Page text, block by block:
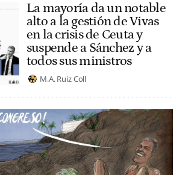
La mayoría da un notable
alto a la gestión de Vivas
en la crisis de Ceuta y
suspende a Sánchez y a
todos sus ministros
M.A. Ruiz Coll